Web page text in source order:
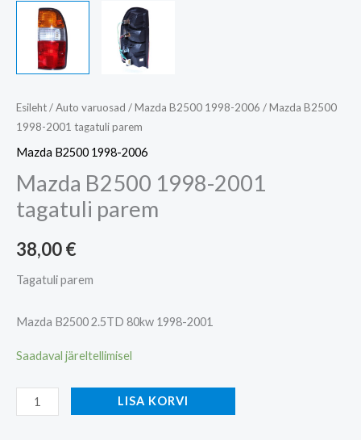
Esileht/Auto varuosad /Mazda B2500 1998-2006 / Mazda B2500
1998-2001 tagatuli parem
Mazda B2500 1998-2006
Mazda B2500 1998-2001
tagatuli parem
38,00€
Tagatuli parem
Mazda B2500 2.5TD 80kw 1998-2001
Saadaval järeltellimisel
LISA KORVI